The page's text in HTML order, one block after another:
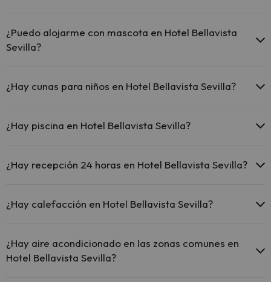
comunes.
El Hotel Bellavista Sevilla ofrece Wi-Fi de pago.
¿Puedo alojarme con mascota en Hotel Bellavista
Sevilla?
pago directo en hotel). Consulta las condiciones.
¿Hay cunas para niños en Hotel Bellavista Sevilla?
(solicítalo antes de iniciar tu viaje).
¿Hay piscina en Hotel Bellavista Sevilla?
pago) Aquí tienes más info sobre la piscina y otras instalaciones.
¿Hay recepción 24 horas en Hotel Bellavista Sevilla?
¿Hay calefacción en Hotel Bellavista Sevilla?
¿Hay aire acondicionado en las zonas comunes en
Hotel Bellavista Sevilla?